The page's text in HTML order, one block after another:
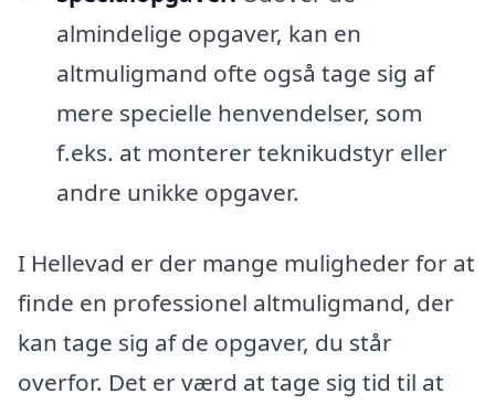
almindelige opgaver, kan en
altmuligmand ofte også tage sig af
mere specielle henvendelser, som
f.eks. at monterer teknikudstyr eller
andre unikke opgaver.
I Hellevad er der mange muligheder for at
finde en professionel altmuligmand, der
kan tage sig af de opgaver, du står
overfor. Det er værd at tage sig tid til at